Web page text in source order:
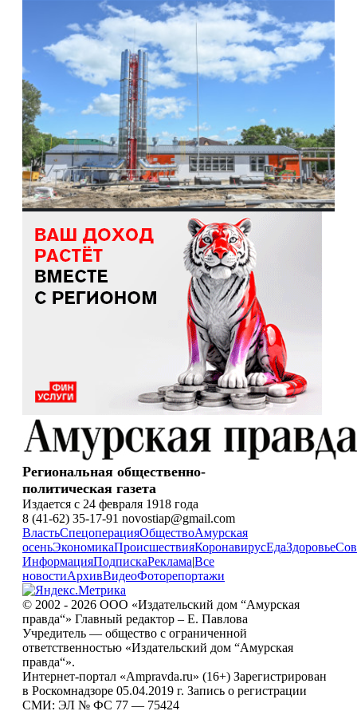
Региональная общественно-
политическая газета
Издается с 24 февраля 1918 года
8 (41-62) 35-17-91 novostiap@gmail.com
ВластьСпецоперацияОбществоАмурская
осеньЭкономикаПроисшествияКоронавирусЕдаЗдоровье
ИнформацияПодпискаРеклама|Все
новостиАрхивВидеоФоторепортажи
© 2002 - 2026 ООО «Издательский дом “Амурская
правда“» Главный редактор – Е. Павлова
Учредитель — общество с ограниченной
ответственностью «Издательский дом “Амурская
правда“».
Интернет-портал «Ampravda.ru» (16+) Зарегистрирован
в Роскомнадзоре 05.04.2019 г. Запись о регистрации
СМИ: ЭЛ № ФС 77 — 75424